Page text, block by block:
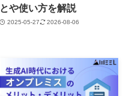
とや使い方を解説
2025-05-27 2026-08-06